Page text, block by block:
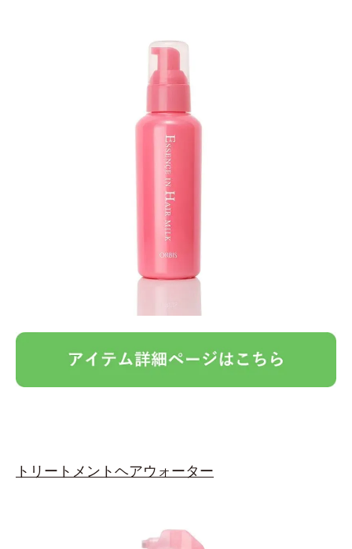
トリートメントヘアウォーター